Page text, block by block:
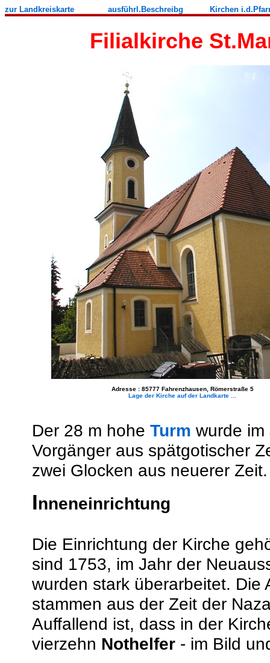
zur Landkreiskarte ausführl.Beschreibg Kirchen
Filialkirche
Adresse : 85777 Fahrenzhausen, Römerstraße 5
Lage der Kirche auf der Landkarte ...
Der 28 m hohe Turm wurde
Vorgänger aus spätgotischer
zwei Glocken aus neuerer Zeit.
Inneneinrichtung
Die Einrichtung der Kirche
sind 1753, im Jahr der
wurden stark überarbeitet. Die
stammen aus der Zeit der
Auffallend ist, dass in der
vierzehn Nothelfer - im Bild